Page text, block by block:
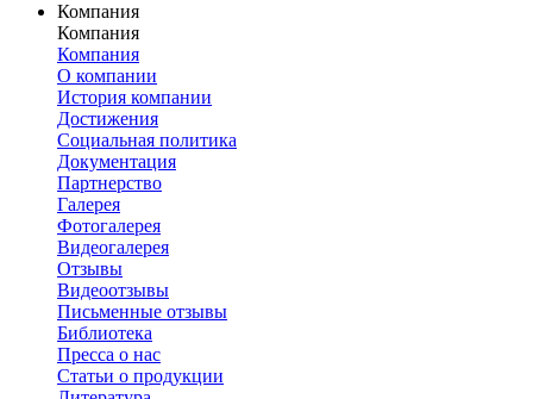
Компания
Компания
Компания
О компании
История компании
Достижения
Социальная политика
Документация
Партнерство
Галерея
Фотогалерея
Видеогалерея
Отзывы
Видеоотзывы
Письменные отзывы
Библиотека
Пресса о нас
Статьи о продукции